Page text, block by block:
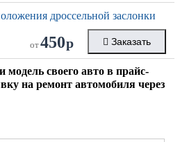
дроссельной заслонки
от450р Заказать
своего авто в прайс-
на ремонт автомобиля через